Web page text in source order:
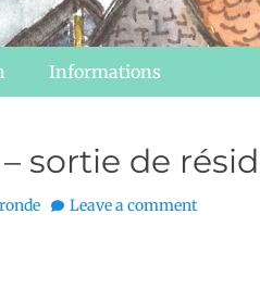
Informations
sortie de
Leave a comment